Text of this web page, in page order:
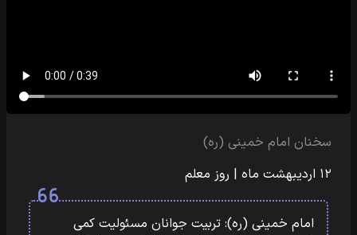
سخنان امام خمینی (ره)
۱۲ اردیبهشت ماه | روز معلم
امام خمینی (ره): تربیت جوانان مسئولیت کمی